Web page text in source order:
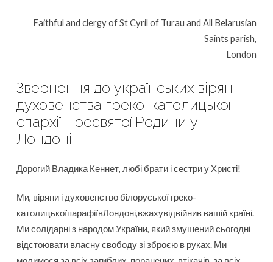
Faithful and clergy of St Cyril of Turau and All Belarusian
Saints parish,
London
Звернення до українських вірян і
духовенства греко-католицької
єпархії Пресвятої Родини у
Лондоні
Дорогий Владика Кеннет, любі брати і сестри у Христі!
Ми, віряни і духовенство білоруської греко-
католицькоїпарафіївЛондоні,вжахувідвійнив вашій країні.
Ми солідарні з народом України, який змушений сьогодні
відстоювати власну свободу зі зброєю в руках. Ми